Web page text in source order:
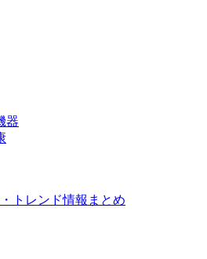
器
トレンド情報まとめ